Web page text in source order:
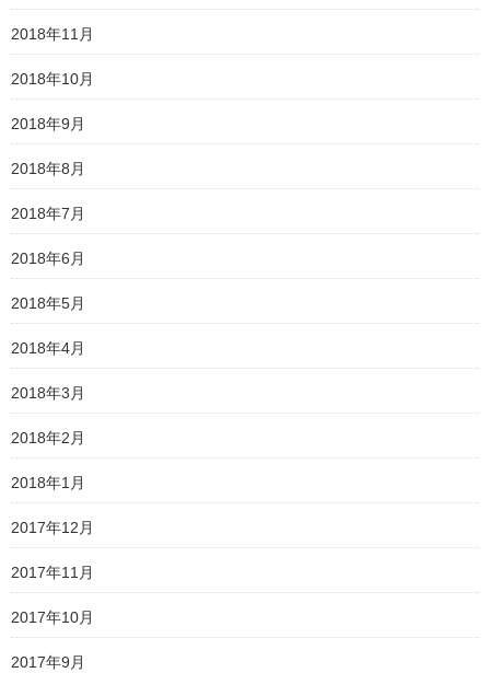
2018年11月
2018年10月
2018年9月
2018年8月
2018年7月
2018年6月
2018年5月
2018年4月
2018年3月
2018年2月
2018年1月
2017年12月
2017年11月
2017年10月
2017年9月